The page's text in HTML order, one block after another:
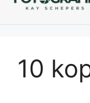
10